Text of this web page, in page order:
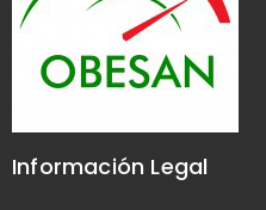
Información Legal